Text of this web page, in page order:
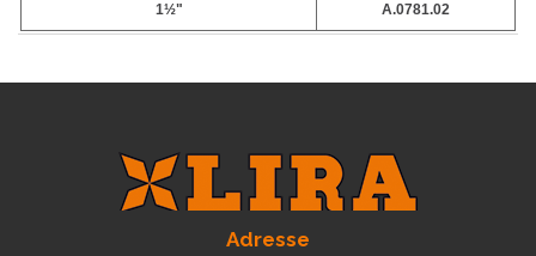
1½" A.0781.02
Adresse